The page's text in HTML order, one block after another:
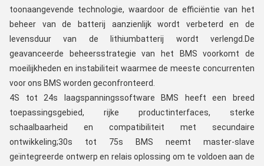
toonaangevende technologie, waardoor de efficiëntie van het
beheer van de batterij aanzienlijk wordt verbeterd en de
levensduur van de lithiumbatterij wordt verlengd.De
geavanceerde beheersstrategie van het BMS voorkomt de
moeilijkheden en instabiliteit waarmee de meeste concurrenten
voor ons BMS worden geconfronteerd.
4S tot 24s laagspanningssoftware BMS heeft een breed
toepassingsgebied, rijke productinterfaces, sterke
schaalbaarheid en compatibiliteit met secundaire
ontwikkeling;30s tot 75s BMS neemt master-slave
geïntegreerde ontwerp en relais oplossing om te voldoen aan de